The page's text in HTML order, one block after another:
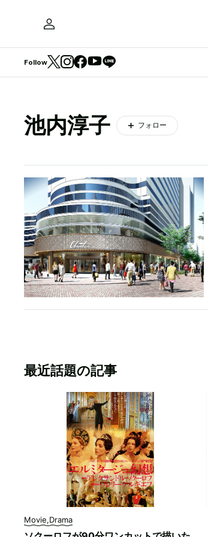
Follow
池内淳子 フォロー
最近話題の記事
Movie,Drama